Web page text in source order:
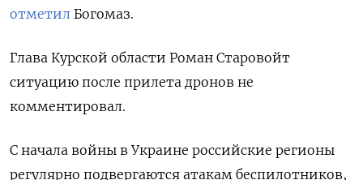
отметил Богомаз.
Глава Курской области Роман Старовойт
ситуацию после прилета дронов не
комментировал.
С начала войны в Украине российские регионы
регулярно подвергаются атакам беспилотников,